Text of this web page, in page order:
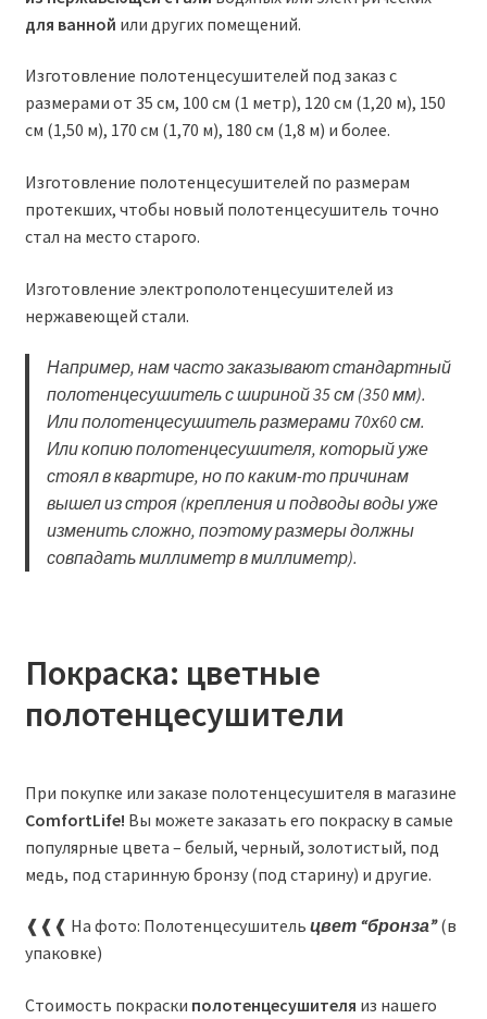
для ванной или других помещений.
Изготовление полотенцесушителей под заказ с
размерами от 35 см, 100 см (1 метр), 120 см (1,20 м), 150
см (1,50 м), 170 см (1,70 м), 180 см (1,8 м) и более.
Изготовление полотенцесушителей по размерам
протекших, чтобы новый полотенцесушитель точно
стал на место старого.
Изготовление электрополотенцесушителей из
нержавеющей стали.
Например, нам часто заказывают стандартный
полотенцесушитель с шириной 35 см (350 мм).
Или полотенцесушитель размерами 70х60 см.
Или копию полотенцесушителя, который уже
стоял в квартире, но по каким-то причинам
вышел из строя (крепления и подводы воды уже
изменить сложно, поэтому размеры должны
совпадать миллиметр в миллиметр).
Покраска: цветные
полотенцесушители
При покупке или заказе полотенцесушителя в магазине
ComfortLife! Вы можете заказать его покраску в самые
популярные цвета – белый, черный, золотистый, под
медь, под старинную бронзу (под старину) и другие.
❰❰❰ На фото: Полотенцесушитель цвет “бронза”(в
упаковке)
Стоимость покраски полотенцесушителя из нашего